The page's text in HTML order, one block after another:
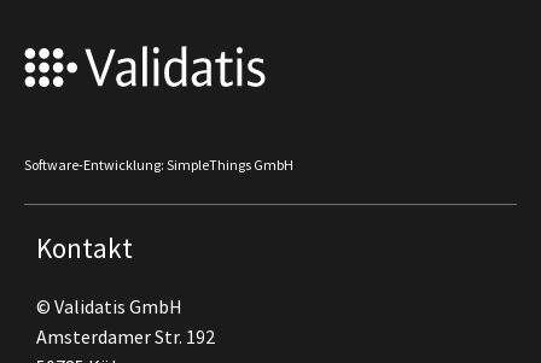
Software-Entwicklung: SimpleThings GmbH
Kontakt
© Validatis GmbH
Amsterdamer Str. 192